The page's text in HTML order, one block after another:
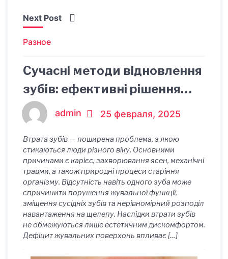
Next Post
Разное
Сучасні методи відновлення
зубів: ефективні рішення
для здорової посмішки
admin 25 февраля, 2025
Втрата зубів — поширена проблема, з якою
стикаються люди різного віку. Основними
причинами є карієс, захворювання ясен, механічні
травми, а також природні процеси старіння
організму. Відсутність навіть одного зуба може
спричинити порушення жувальної функції,
зміщення сусідніх зубів та нерівномірний розподіл
навантаження на щелепу. Наслідки втрати зубів
не обмежуються лише естетичним дискомфортом.
Дефіцит жувальних поверхонь впливає […]